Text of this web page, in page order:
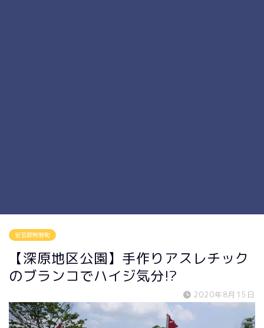
安芸郡熊野町
【深原地区公園】手作りアスレチック
のブランコでハイジ気分!?
2020年8月15日